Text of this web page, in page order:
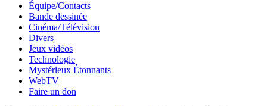
Équipe/Contacts
Bande dessinée
Cinéma/Télévision
Divers
Jeux vidéos
Technologie
Mystérieux Étonnants
WebTV
Faire un don